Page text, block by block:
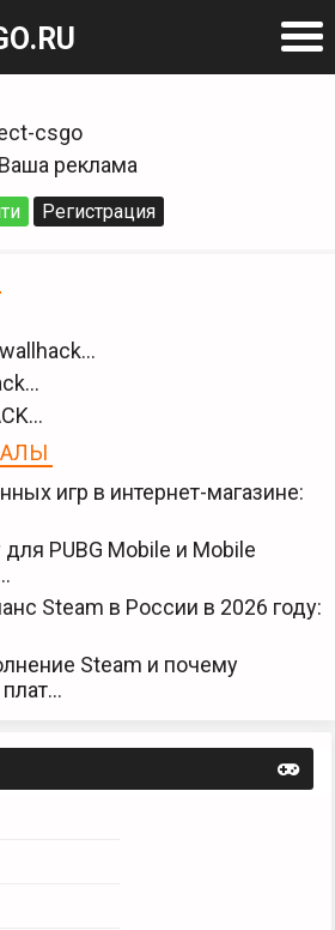
csgo
Ваша реклама
Регистрация
игр в интернет-магазине:
PUBG Mobile и Mobile
Steam в России в 2026 году:
Steam и почему